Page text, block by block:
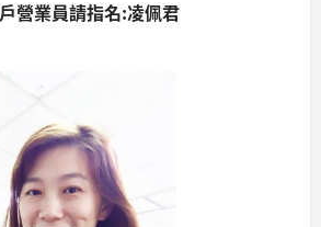
營業員請指名:凌佩君